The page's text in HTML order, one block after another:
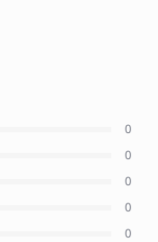
0
0
0
0
0